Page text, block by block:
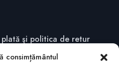
consimțământul
şi politica de retur